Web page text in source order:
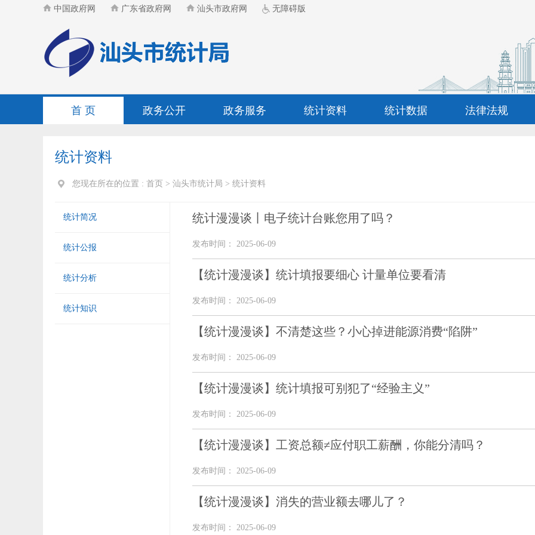
中国政府网 广东省政府网 汕头市政府网 无障碍版
首 页 政务公开 政务服务 统计资料 统计数据 法律法规
统计资料
您现在所在的位置 : 首页 > 汕头市统计局 > 统计资料
统计简况
统计公报
统计分析
统计知识
统计漫漫谈丨电子统计台账您用了吗？
发布时间： 2025-06-09
【统计漫漫谈】统计填报要细心 计量单位要看清
发布时间： 2025-06-09
【统计漫漫谈】不清楚这些？小心掉进能源消费“陷阱”
发布时间： 2025-06-09
【统计漫漫谈】统计填报可别犯了“经验主义”
发布时间： 2025-06-09
【统计漫漫谈】工资总额≠应付职工薪酬，你能分清吗？
发布时间： 2025-06-09
【统计漫漫谈】消失的营业额去哪儿了？
发布时间： 2025-06-09